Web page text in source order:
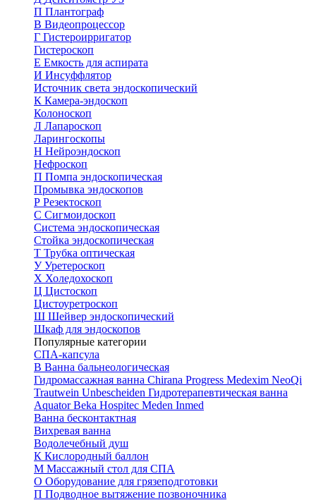
П Плантограф
В Видеопроцессор
Г Гистероирригатор
Гистероскоп
Е Емкость для аспирата
И Инсуффлятор
Источник света эндоскопический
К Камера-эндоскоп
Колоноскоп
Л Лапароскоп
Ларингоскопы
Н Нейроэндоскоп
Нефроскоп
П Помпа эндоскопическая
Промывка эндоскопов
Р Резектоскоп
С Сигмоидоскоп
Система эндоскопическая
Стойка эндоскопическая
Т Трубка оптическая
УУретероскоп
Х Холедохоскоп
Ц Цистоскоп
Цистоуретроскоп
Ш Шейвер эндоскопический
Шкаф для эндоскопов
Популярные категории
СПА-капсула
В Ванна бальнеологическая
Гидромассажная ванна Chirana Progress Medexim NeoQi
Trautwein Unbescheiden Гидротерапевтическая ванна
AquatorBeka Hospitec Meden Inmed
Ванна бесконтактная
Вихревая ванна
Водолечебный душ
К Кислородный баллон
М Массажный стол для СПА
О Оборудование для грязеподготовки
П Подводное вытяжение позвоночника